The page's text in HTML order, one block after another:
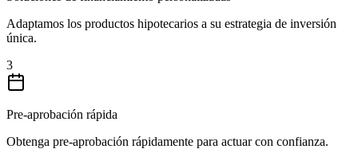
Adaptamos los productos hipotecarios a su estrategia de inversión
única.
3
Pre-aprobación rápida
Obtenga pre-aprobación rápidamente para actuar con confianza.